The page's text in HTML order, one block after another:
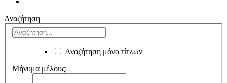
Αναζήτηση
Αναζήτηση μόνο τίτλων
Μήνυμα μέλους: